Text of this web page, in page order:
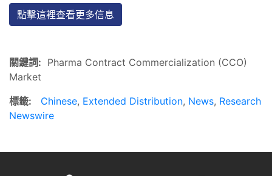
點擊這裡查看更多信息
關鍵詞: Pharma Contract Commercialization (CCO)
Market
標籤:
Chinese, Extended Distribution, News, Research
Newswire